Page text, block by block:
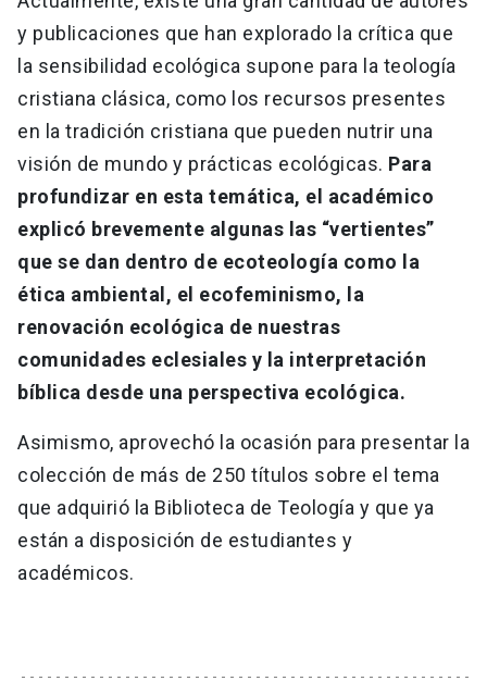
y publicaciones que han explorado la crítica que
la sensibilidad ecológica supone para la teología
cristiana clásica, como los recursos presentes
en la tradición cristiana que pueden nutrir una
visión de mundo y prácticas ecológicas. Para
profundizar en esta temática, el académico
explicó brevemente algunas las “vertientes”
que se dan dentro de ecoteología como la
ética ambiental, el ecofeminismo, la
renovación ecológica de nuestras
comunidades eclesiales y la interpretación
bíblica desde una perspectiva ecológica.
Asimismo, aprovechó la ocasión para presentar la
colección de más de 250 títulos sobre el tema
que adquirió la Biblioteca de Teología y que ya
están a disposición de estudiantes y
académicos.